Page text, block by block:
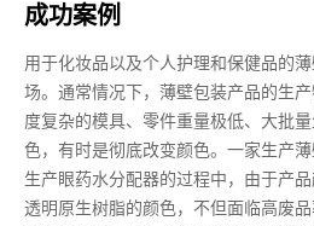
成功案例
用于化妆品以及个人护理和保健品的
场。通常情况下，薄壁包装产品的生
度复杂的模具、零件重量极低、大批
色，有时是彻底改变颜色。一家生产
生产眼药水分配器的过程中，由于产
透明原生树脂的颜色，不但面临高废